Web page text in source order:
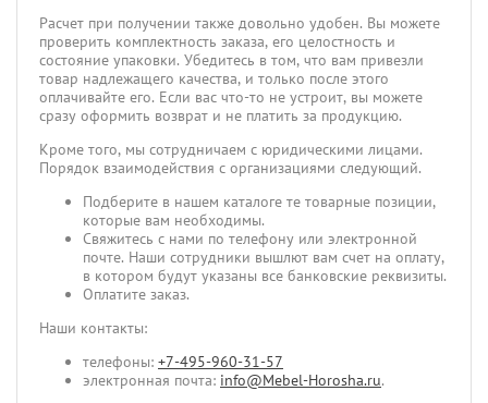
Расчет при получении также довольно удобен. Вы можете
проверить комплектность заказа, его целостность и
состояние упаковки. Убедитесь в том, что вам привезли
товар надлежащего качества, и только после этого
оплачивайте его. Если вас что-то не устроит, вы можете
сразу оформить возврат и не платить за продукцию.
Кроме того, мы сотрудничаем с юридическими лицами.
Порядок взаимодействия с организациями следующий.
Подберите в нашем каталоге те товарные позиции,
которые вам необходимы.
Свяжитесь с нами по телефону или электронной
почте. Наши сотрудники вышлют вам счет на оплату,
в котором будут указаны все банковские реквизиты.
Оплатите заказ.
Наши контакты:
телефоны: +7-495-960-31-57
электронная почта: info@Mebel-Horosha.ru.